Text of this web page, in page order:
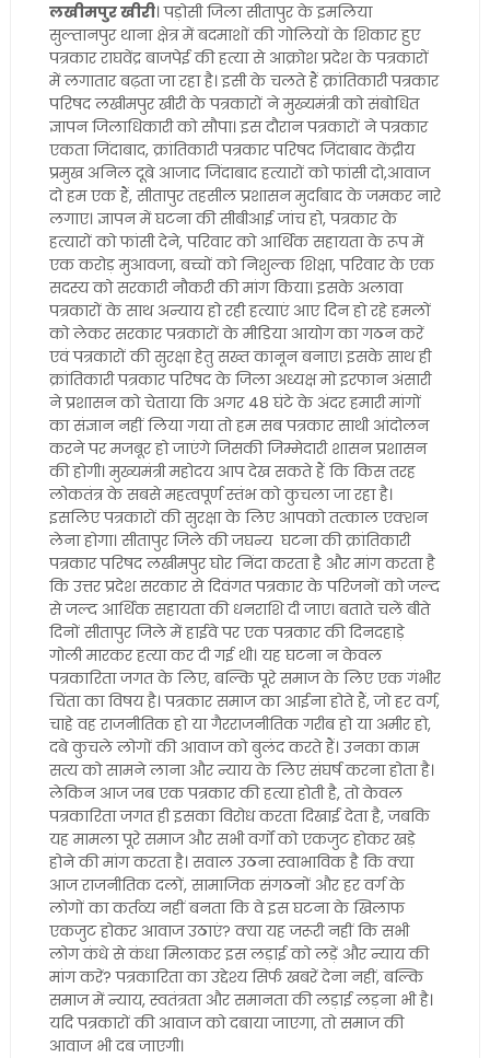
लखीमपुर खीरी। पड़ोसी जिला सीतापुर के इमलिया
सुल्तानपुर थाना क्षेत्र में बदमाशों की गोलियों के शिकार हुए
पत्रकार राघवेंद्र बाजपेई की हत्या से आक्रोश प्रदेश के पत्रकारों
में लगातार बढ़ता जा रहा है। इसी के चलते हैं क्रांतिकारी पत्रकार
परिषद लखीमपुर खीरी के पत्रकारों ने मुख्यमंत्री को संबोधित
ज्ञापन जिलाधिकारी को सौपा। इस दौरान पत्रकारों ने पत्रकार
एकता जिंदाबाद, क्रांतिकारी पत्रकार परिषद जिंदाबाद केंद्रीय
प्रमुख अनिल दूबे आजाद जिंदाबाद हत्यारों को फांसी दो,आवाज
दो हम एक हैं, सीतापुर तहसील प्रशासन मुर्दाबाद के जमकर नारे
लगाए। ज्ञापन में घटना की सीबीआई जांच हो, पत्रकार के
हत्यारों को फांसी देने, परिवार को आर्थिक सहायता के रूप में
एक करोड़ मुआवजा, बच्चों को निशुल्क शिक्षा, परिवार के एक
सदस्य को सरकारी नौकरी की मांग किया। इसके अलावा
पत्रकारों के साथ अन्याय हो रही हत्याएं आए दिन हो रहे हमलों
को लेकर सरकार पत्रकारों के मीडिया आयोग का गठन करें
एवं पत्रकारों की सुरक्षा हेतु सख्त कानून बनाए। इसके साथ ही
क्रांतिकारी पत्रकार परिषद के जिला अध्यक्ष मो इरफान अंसारी
ने प्रशासन को चेताया कि अगर 48 घंटे के अंदर हमारी मांगों
का संज्ञान नहीं लिया गया तो हम सब पत्रकार साथी आंदोलन
करने पर मजबूर हो जाएंगे जिसकी जिम्मेदारी शासन प्रशासन
की होगी। मुख्यमंत्री महोदय आप देख सकते हैं कि किस तरह
लोकतंत्र के सबसे महत्वपूर्ण स्तंभ को कुचला जा रहा है।
इसलिए पत्रकारों की सुरक्षा के लिए आपको तत्काल एक्शन
लेना होगा। सीतापुर जिले की जघन्य घटना की क्रांतिकारी
पत्रकार परिषद लखीमपुर घोर निंदा करता है और मांग करता है
कि उत्तर प्रदेश सरकार से दिवंगत पत्रकार के परिजनों को जल्द
से जल्द आर्थिक सहायता की धनराशि दी जाए। बताते चलें बीते
दिनों सीतापुर जिले में हाईवे पर एक पत्रकार की दिनदहाड़े
गोली मारकर हत्या कर दी गई थी। यह घटना न केवल
पत्रकारिता जगत के लिए, बल्कि पूरे समाज के लिए एक गंभीर
चिंता का विषय है। पत्रकार समाज का आईना होते हैं, जो हर वर्ग,
चाहे वह राजनीतिक हो या गैरराजनीतिक गरीब हो या अमीर हो,
दबे कुचले लोगों की आवाज को बुलंद करते हैं। उनका काम
सत्य को सामने लाना और न्याय के लिए संघर्ष करना होता है।
लेकिन आज जब एक पत्रकार की हत्या होती है, तो केवल
पत्रकारिता जगत ही इसका विरोध करता दिखाई देता है, जबकि
यह मामला पूरे समाज और सभी वर्गों को एकजुट होकर खड़े
होने की मांग करता है। सवाल उठना स्वाभाविक है कि क्या
आज राजनीतिक दलों, सामाजिक संगठनों और हर वर्ग के
लोगों का कर्तव्य नहीं बनता कि वे इस घटना के खिलाफ
एकजुट होकर आवाज उठाएं? क्या यह जरूरी नहीं कि सभी
लोग कंधे से कंधा मिलाकर इस लड़ाई को लड़ें और न्याय की
मांग करें? पत्रकारिता का उद्देश्य सिर्फ खबरें देना नहीं, बल्कि
समाज में न्याय, स्वतंत्रता और समानता की लड़ाई लड़ना भी है।
यदि पत्रकारों की आवाज को दबाया जाएगा, तो समाज की
आवाज भी दब जाएगी।